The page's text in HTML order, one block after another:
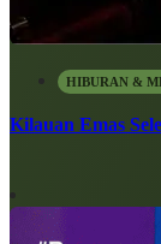
HIBURAN &
Kilauan Emas